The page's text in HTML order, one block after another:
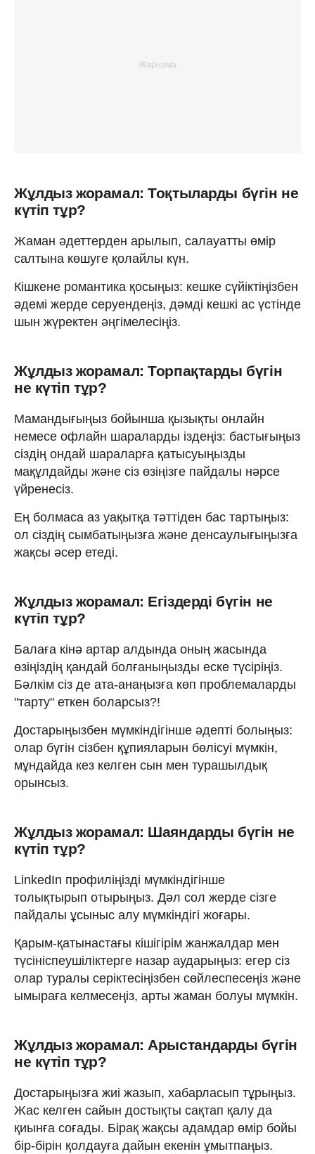
Жұлдыз жорамал: Тоқтыларды бүгін не
күтіп тұр?
Жаман әдеттерден арылып, салауатты өмір
салтына көшуге қолайлы күн.
Кішкене романтика қосыңыз: кешке сүйіктіңізбен
әдемі жерде серуендеңіз, дәмді кешкі ас үстінде
шын жүректен әңгімелесіңіз.
Жұлдыз жорамал: Торпақтарды бүгін
не күтіп тұр?
Мамандығыңыз бойынша қызықты онлайн
немесе офлайн шараларды іздеңіз: бастығыңыз
сіздің ондай шараларға қатысуыңызды
мақұлдайды және сіз өзіңізге пайдалы нәрсе
үйренесіз.
Ең болмаса аз уақытқа тәттіден бас тартыңыз:
ол сіздің сымбатыңызға және денсаулығыңызға
жақсы әсер етеді.
Жұлдыз жорамал: Егіздерді бүгін не
күтіп тұр?
Балаға кінә артар алдында оның жасында
өзіңіздің қандай болғаныңызды еске түсіріңіз.
Бәлкім сіз де ата-анаңызға көп проблемаларды
"тарту" еткен боларсыз?!
Достарыңызбен мүмкіндігінше әдепті болыңыз:
олар бүгін сізбен құпияларын бөлісуі мүмкін,
мұндайда кез келген сын мен турашылдық
орынсыз.
Жұлдыз жорамал: Шаяндарды бүгін не
күтіп тұр?
LinkedIn профиліңізді мүмкіндігінше
толықтырып отырыңыз. Дәл сол жерде сізге
пайдалы ұсыныс алу мүмкіндігі жоғары.
Қарым-қатынастағы кішігірім жанжалдар мен
түсініспеушіліктерге назар аударыңыз: егер сіз
олар туралы серіктесіңізбен сөйлеспесеңіз және
ымыраға келмесеңіз, арты жаман болуы мүмкін.
Жұлдыз жорамал: Арыстандарды бүгін
не күтіп тұр?
Достарыңызға жиі жазып, хабарласып тұрыңыз.
Жас келген сайын достықты сақтап қалу да
қиынға соғады. Бірақ жақсы адамдар өмір бойы
бір-бірін қолдауға дайын екенін ұмытпаңыз.